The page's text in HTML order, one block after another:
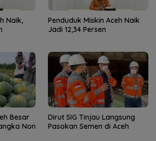
Naik,
Penduduk Miskin Aceh Naik
Jadi 12,34 Persen
Besar
Non
Dirut SIG Tinjau Langsung
Pasokan Semen di Aceh